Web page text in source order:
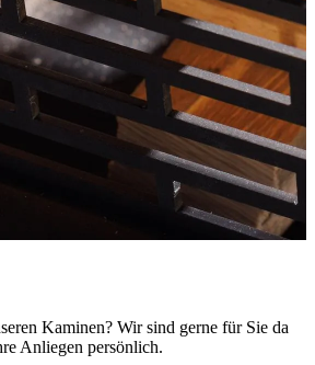
Kaminen? Wir sind gerne für Sie da
Anliegen persönlich.